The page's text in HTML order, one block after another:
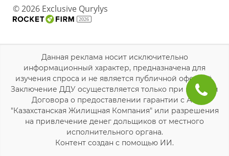
© 2026 Exclusive Qurylys
2026
Данная реклама носит исключительно
информационный характер, предназначена для
изучения спроса и не является публичной офертой.
Заключение ДДУ осуществляется только при наличии
Договора о предоставлении гарантии с АО
"Казахстанская Жилищная Компания" или разрешения
на привлечение денег дольщиков от местного
исполнительного органа.
Контент создан с помощью ИИ.